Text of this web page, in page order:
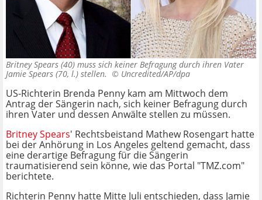
Britney Spears (40) muss sich keiner Befragung durch ihren Vater
Jamie Spears (70, l.) stellen. © Uncredited/AP/dpa
US-Richterin Brenda Penny kam am Mittwoch dem
Antrag der Sängerin nach, sich keiner Befragung durch
ihren Vater und dessen Anwälte stellen zu müssen.
Britney Spears' Rechtsbeistand Mathew Rosengart hatte
bei der Anhörung in Los Angeles geltend gemacht, dass
eine derartige Befragung für die Sängerin
traumatisierend sein könne, wie das Portal "TMZ.com"
berichtete.
Richterin Penny hatte Mitte Juli entschieden, dass Jamie